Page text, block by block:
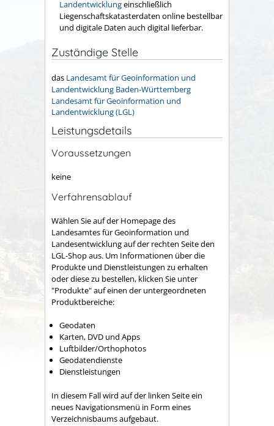
Landentwicklungeinschließlich
Liegenschaftskatasterdaten online bestellbar
und digitale Daten auch digital lieferbar.
Zuständige Stelle
das Landesamt für Geoinformation und
Landentwicklung Baden-Württemberg
Landesamt für Geoinformation und
Landentwicklung (LGL)
Leistungsdetails
Voraussetzungen
keine
Verfahrensablauf
Wählen Sie auf der Homepage des
Landesamtes für Geoinformation und
Landesentwicklung auf der rechten Seite den
LGL-Shop aus. Um Informationen über die
Produkte und Dienstleistungen zu erhalten
oder diese zu bestellen, klicken Sie unter
"Produkte" auf einen der untergeordneten
Produktbereiche:
Geodaten
Karten, DVD und Apps
Luftbilder/Orthophotos
Geodatendienste
Dienstleistungen
In diesem Fall wird auf der linken Seite ein
neues Navigationsmenü in Form eines
Verzeichnisbaums aufgebaut.